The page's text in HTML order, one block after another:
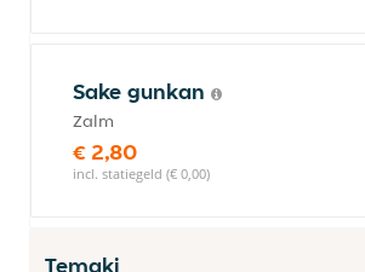
Sake gunkan
Zalm
€ 2,80
incl. statiegeld (€ 0,00)
Temaki